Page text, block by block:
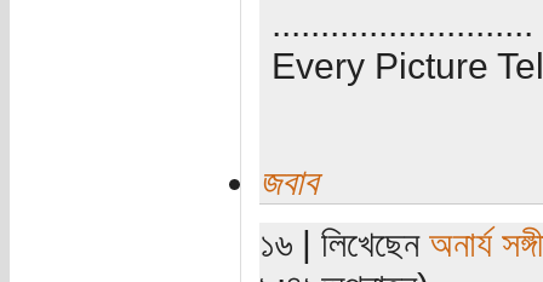
...........................
Every Picture
জবাব
১৬ | লিখেছেন অনার্য